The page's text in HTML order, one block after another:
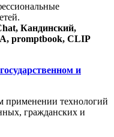
Кандинский,
promptbook, CLIP
и
применении технологий
гражданских и